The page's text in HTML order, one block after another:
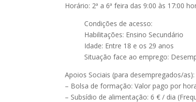
Horário: 2ª a 6ª feira das 9:00 às 17:00
Condições de acesso:
Habilitações: Ensino Secundário
Idade: Entre 18 e os 29 anos
Situação face ao emprego:
Apoios Sociais (para desempregados/as):
– Bolsa de formação: Valor pago por
– Subsídio de alimentação: 6 € / dia